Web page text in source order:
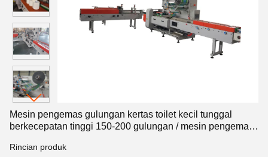
Mesin pengemas gulungan kertas toilet kecil tunggal
berkecepatan tinggi 150-200 gulungan / mesin pengemas
Rincian produk